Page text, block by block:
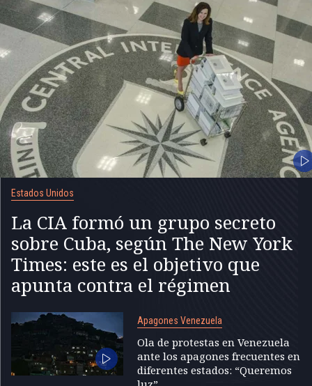
Estados Unidos
La CIA formó un grupo secreto
sobre Cuba, según The New York
Times: este es el objetivo que
apunta contra el régimen
Apagones Venezuela
Ola de protestas en Venezuela
ante los apagones frecuentes en
diferentes estados: “Queremos